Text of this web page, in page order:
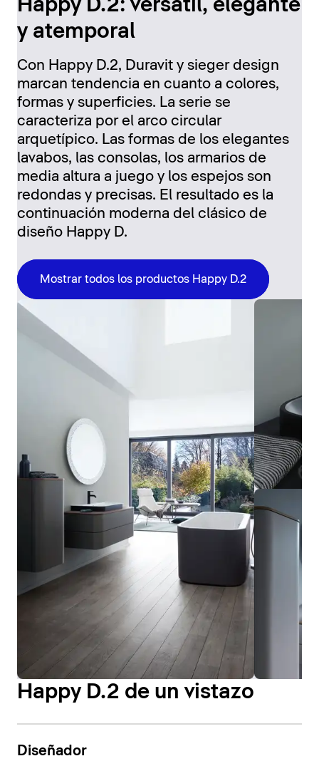
Happy D.2: versátil, elegante
y atemporal
Con Happy D.2, Duravit y sieger design
marcan tendencia en cuanto a colores,
formas y superficies. La serie se
caracteriza por el arco circular
arquetípico. Las formas de los elegantes
lavabos, las consolas, los armarios de
media altura a juego y los espejos son
redondas y precisas. El resultado es la
continuación moderna del clásico de
diseño Happy D.
Mostrar todos los productos Happy D.2
Happy D.2 de un vistazo
Diseñador